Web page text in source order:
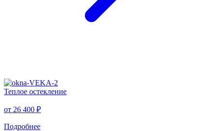
Теплое остекление
от 26 400 ₽
Подробнее